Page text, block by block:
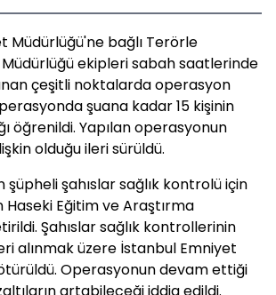
Müdürlüğü'ne bağlı Terörle
ekipleri sabah saatlerinde
çeşitli noktalarda operasyon
şuana kadar 15 kişinin
öğrenildi. Yapılan operasyonun
olduğu ileri sürüldü.
şüpheli şahıslar sağlık kontrolü için
Eğitim ve Araştırma
Şahıslar sağlık kontrollerinin
alınmak üzere İstanbul Emniyet
Operasyonun devam ettiği